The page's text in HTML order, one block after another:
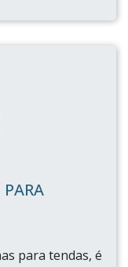
PARA
para tendas, é